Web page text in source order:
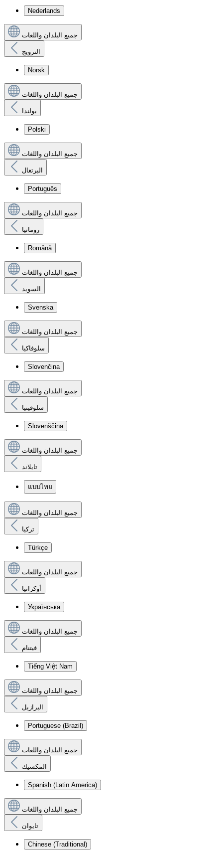
Nederlands
جميع البلدان واللغات
النرويج
Norsk
جميع البلدان واللغات
بولندا
Polski
جميع البلدان واللغات
البرتغال
Português
جميع البلدان واللغات
رومانيا
Română
جميع البلدان واللغات
السويد
Svenska
جميع البلدان واللغات
سلوفاكيا
Slovenčina
جميع البلدان واللغات
سلوفينيا
Slovenščina
جميع البلدان واللغات
تايلاند
แบบไทย
جميع البلدان واللغات
تركيا
Türkçe
جميع البلدان واللغات
أوكرانيا
Українська
جميع البلدان واللغات
فيتنام
Tiếng Việt Nam
جميع البلدان واللغات
البرازيل
Portuguese (Brazil)
جميع البلدان واللغات
المكسيك
Spanish (Latin America)
جميع البلدان واللغات
تايوان
Chinese (Traditional)